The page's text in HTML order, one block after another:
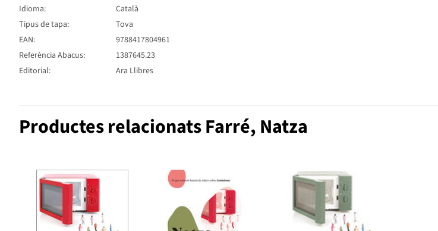
Idioma:
Català
Tipus de tapa:
Tova
EAN:
9788417804961
Referència Abacus:
1387645.23
Editorial:
Ara Llibres
Productes relacionats Farré, Natza